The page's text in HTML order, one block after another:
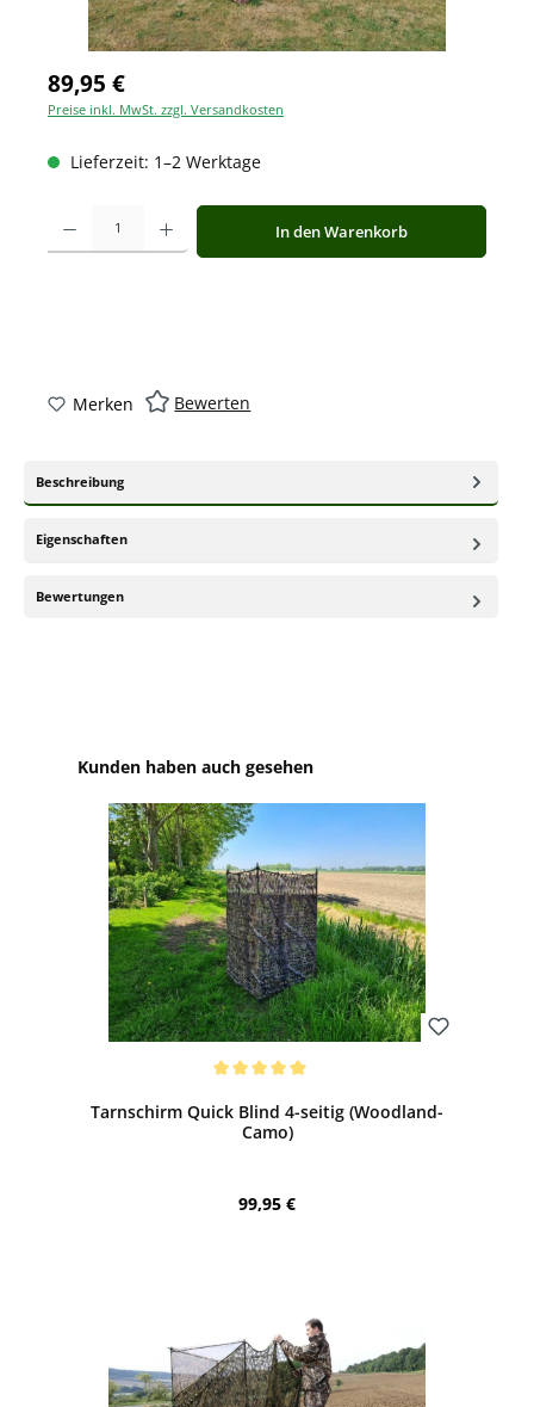
89,95 €
Preise inkl. MwSt. zzgl. Versandkosten
Lieferzeit: 1–2 Werktage
Produkt Anzahl: Gib den gewünschten Wert ein oder benutze die
In den Warenkorb
Merken Bewerten
Beschreibung
Eigenschaften
Bewertungen
Produktgalerie überspringen
Kunden haben auch gesehen
Tarnschirm Quick Blind 4-seitig (Woodland-
Camo)
Regulärer Preis:
99,95 €